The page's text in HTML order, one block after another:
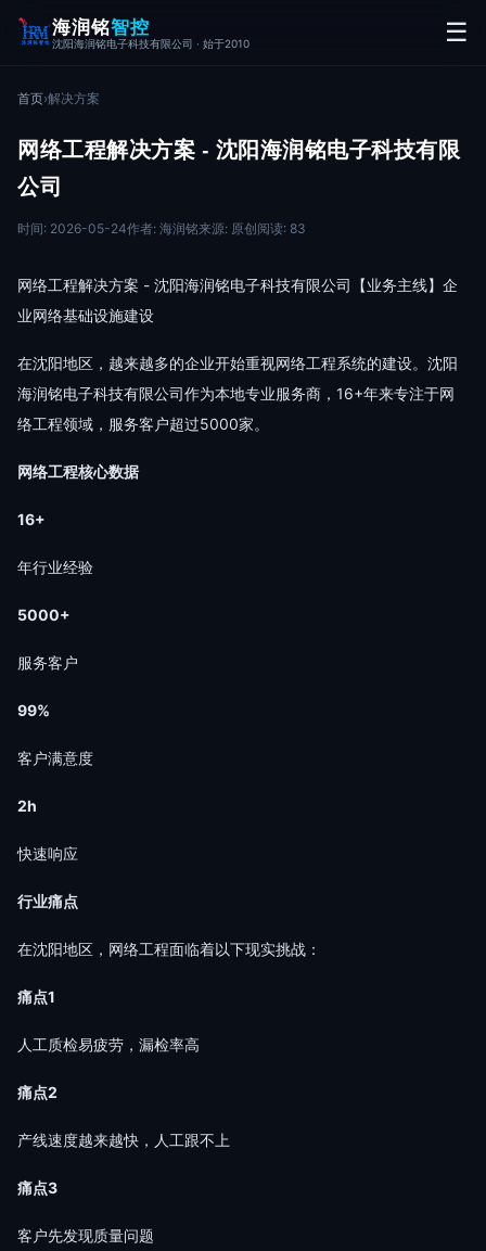
海润铭智控
沈阳海润铭电子科技有限公司 · 始于2010 ☰
首页›解决方案
网络工程解决方案 - 沈阳海润铭电子科技有限
公司
时间: 2026-05-24作者: 海润铭来源: 原创阅读: 83
网络工程解决方案 - 沈阳海润铭电子科技有限公司【业务主线】企
业网络基础设施建设
在沈阳地区，越来越多的企业开始重视网络工程系统的建设。沈阳
海润铭电子科技有限公司作为本地专业服务商，16+年来专注于网
络工程领域，服务客户超过5000家。
网络工程核心数据
16+
年行业经验
5000+
服务客户
99%
客户满意度
2h
快速响应
行业痛点
在沈阳地区，网络工程面临着以下现实挑战：
痛点1
人工质检易疲劳，漏检率高
痛点2
产线速度越来越快，人工跟不上
痛点3
客户先发现质量问题